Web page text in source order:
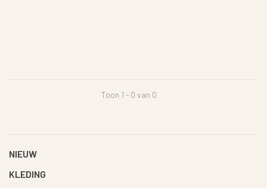
Toon 1 - 0 van 0
NIEUW
KLEDING